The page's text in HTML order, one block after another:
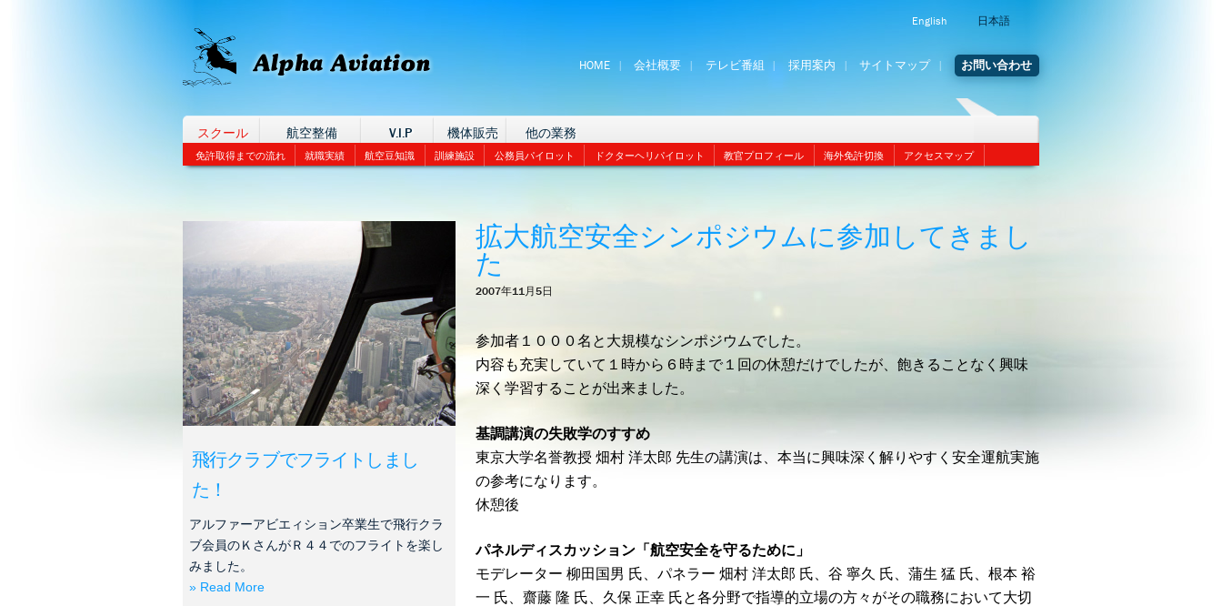
English 日本語
HOME 会社概要 テレビ番組 採用案内 サイトマップ お問い合わせ
スクール 航空整備 V.I.P 機体販売 他の業務
免許取得までの流れ 就職実績 航空豆知識 訓練施設 公務員パイロット ドクターヘリパイロット 教官プロフィール 海外免許切換 アクセスマップ
拡大航空安全シンポジウムに参加してきまし
た
2007年11月5日
参加者１０００名と大規模なシンポジウムでした。
内容も充実していて１時から６時まで１回の休憩だけでしたが、飽きることなく興味
深く学習することが出来ました。
基調講演の失敗学のすすめ
東京大学名誉教授 畑村 洋太郎 先生の講演は、本当に興味深く解りやすく安全運航実施
の参考になります。
休憩後
パネルディスカッション「航空安全を守るために」
モデレーター 柳田国男 氏、パネラー 畑村 洋太郎 氏、谷 寧久 氏、蒲生 猛 氏、根本 裕
一 氏、齋藤 隆 氏、久保 正幸 氏と各分野で指導的立場の方々がその職務において大切
飛行クラブでフライトしまし
た！
アルファーアビエィション卒業生で飛行クラ
ブ会員のＫさんがＲ４４でのフライトを楽し
みました。
» Read More